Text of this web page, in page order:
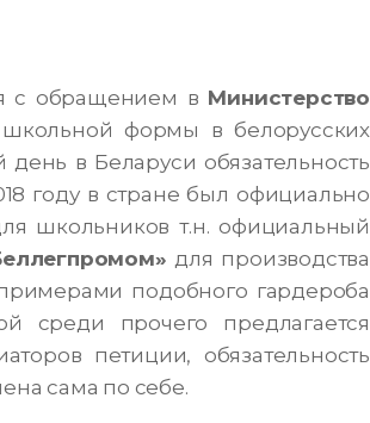
с обращением в Министерство
формы в белорусских
в Беларуси обязательность
году в стране был официально
школьников т.н. официальный
для производства
подобного гардероба
среди прочего предлагается
петиции, обязательность
сама по себе.